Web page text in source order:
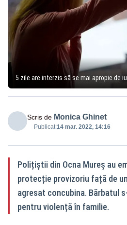
5 zile are interzis să se mai apropie de
Scris de Monica Ghinet
Publicat:14 mar. 2022, 14:16
Polițiștii din Ocna Mureș au
protecție provizoriu față de
agresat concubina. Bărbatul
pentru violență în familie.